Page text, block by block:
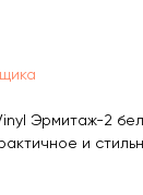
Эрмитаж-2
и